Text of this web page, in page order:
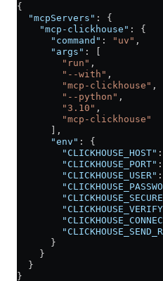
{
  "mcpServers"
: {
    "mcp-clickhouse"
: {
      "command"
: "uv" ,
      "args"
: [
        "run"
,
        "--with"
,
        "mcp-clickhouse"
,
        "--python"
,
        "3.10"
,
        "mcp-clickhouse"
      ],
      "env"
: {
        "CLICKHOUSE_HOST"
:
        "CLICKHOUSE_PORT"
:
        "CLICKHOUSE_USER"
:
      }
    }
  }
}